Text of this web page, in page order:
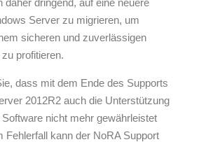
Server zu migrieren, um
sicheren und zuverlässigen
profitieren.
dass mit dem Ende des Supports
2012R2 auch die Unterstützung
nicht mehr gewährleistet
Fehlerfall kann der NoRA Support